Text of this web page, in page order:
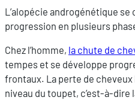
L’alopécie androgénétique
progression en plusieurs
Chez l’homme, la chute de
tempes et se développe
frontaux. La perte de cheveux
niveau du toupet, c’est-à-